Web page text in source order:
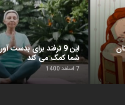
این 9 ترفند برای
شما کمک می‌ کند
7 اسفند 1400